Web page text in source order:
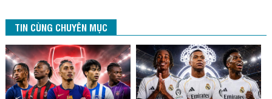
TIN CÙNG CHUYÊN MỤC